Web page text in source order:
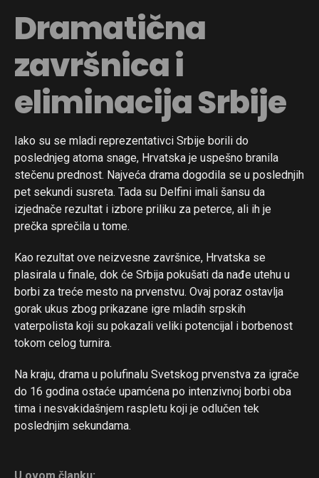
Dramatična
završnica i
eliminacija Srbije
Iako su se mladi reprezentativci Srbije borili do
poslednjeg atoma snage, Hrvatska je uspešno branila
stečenu prednost. Najveća drama dogodila se u poslednjih
pet sekundi susreta. Tada su Delfini imali šansu da
izjednače rezultat i izbore priliku za peterce, ali ih je
prečka sprečila u tome.
Kao rezultat ove neizvesne završnice, Hrvatska se
plasirala u finale, dok će Srbija pokušati da nađe utehu u
borbi za treće mesto na prvenstvu. Ovaj poraz ostavlja
gorak ukus zbog prikazane igre mladih srpskih
vaterpolista koji su pokazali veliki potencijal i borbenost
tokom celog turnira.
Na kraju, drama u polufinalu Svetskog prvenstva za igrače
do 16 godina ostaće upamćena po intenzivnoj borbi oba
tima i nesvakidašnjem raspletu koji je odlučen tek
poslednjim sekundama.